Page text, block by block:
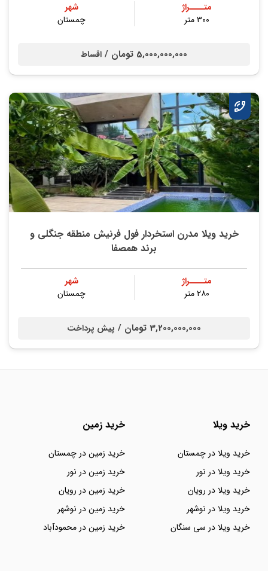
متــــراژ
۳۰۰ متر
شهر
چمستان
5,000,000,000 تومان / اقساط
خرید ویلا مدرن استخردار فول فرنیش منطقه جنگلی و
برند همصفا
متــــراژ
۲۸۰ متر
شهر
چمستان
3,200,000,000 تومان / پیش پرداخت
خرید ویلا
خرید ویلا در چمستان
خرید ویلا در نور
خرید ویلا در رویان
خرید ویلا در نوشهر
خرید ویلا در سی سنگان
خرید زمین
خرید زمین در چمستان
خرید زمین در نور
خرید زمین در رویان
خرید زمین در نوشهر
خرید زمین در محمودآباد